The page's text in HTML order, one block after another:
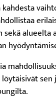
sekä